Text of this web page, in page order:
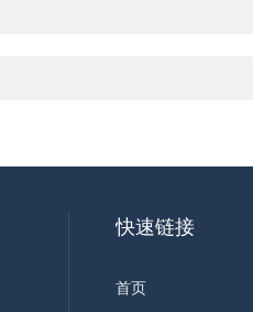
快速链接
首页